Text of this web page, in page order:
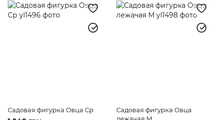
Садовая фигурка Овца Ср
Садовая фигурка Овца